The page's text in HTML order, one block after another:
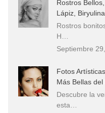
Rostros
Lápiz,
Rostros
H…
Septiembre
Fotos
Más Bellas
Descubre la
esta…